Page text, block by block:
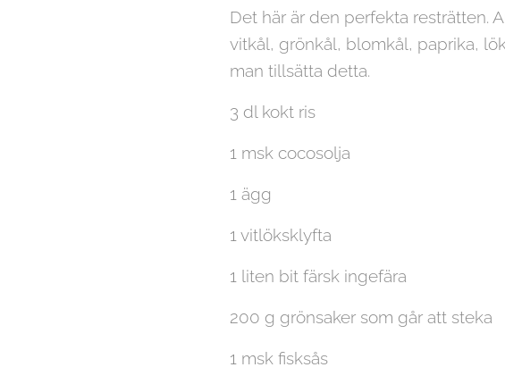
Det här är den perfekta resträtten.
vitkål, grönkål, blomkål, paprika,
man tillsätta detta.
3 dl kokt ris
1 msk cocosolja
1 ägg
1 vitlöksklyfta
1 liten bit färsk ingefära
200 g grönsaker som går att steka
1 msk fisksås